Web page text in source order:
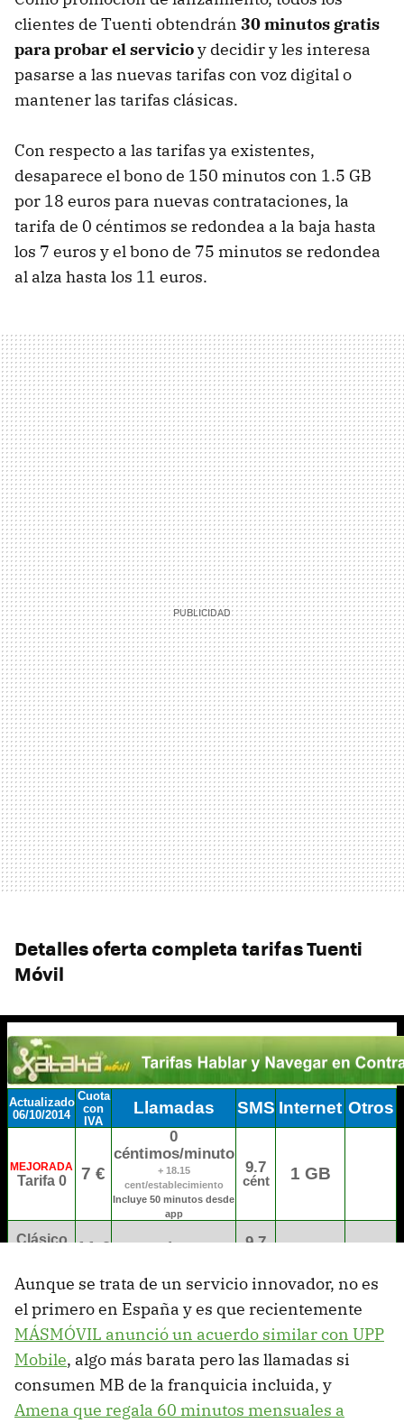
clientes de Tuenti obtendrán 30 minutos gratis
para probar el servicioy decidir y les interesa
pasarse a las nuevas tarifas con voz digital o
mantener las tarifas clásicas.
Con respecto a las tarifas ya existentes,
desaparece el bono de 150 minutos con 1.5 GB
por 18 euros para nuevas contrataciones, la
tarifa de 0 céntimos se redondea a la baja hasta
los 7 euros y el bono de 75 minutos se redondea
al alza hasta los 11 euros.
Detalles oferta completa tarifas Tuenti
Móvil
Aunque se trata de un servicio innovador, no es
el primero en España y es que recientemente
MÁSMÓVIL anunció un acuerdo similar con UPP
Mobile, algo más barata pero las llamadas si
consumen MB de la franquicia incluida, y
Amena que regala 60 minutos mensuales a